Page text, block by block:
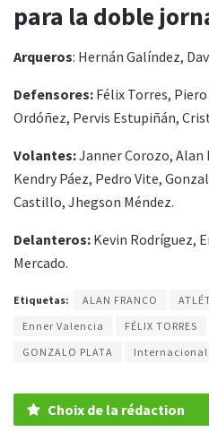
para la doble
Arqueros: Hernán Galíndez,
Defensores: Félix Torres,
Ordóñez, Pervis Estupiñán,
Volantes:Janner Corozo, Alan
Kendry Páez, Pedro Vite,
Castillo, Jhegson Méndez.
Delanteros: Kevin Rodríguez,
Mercado.
Etiquetas: ALAN FRANCO
Enner Valencia
FÉLIX TORRES
GONZALO PLATA
Internacional
Choix de la rédaction